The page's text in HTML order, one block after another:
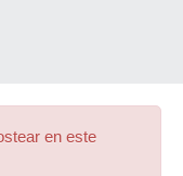
en este